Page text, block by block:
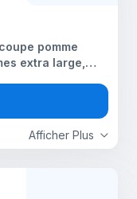
Afficher Plus
pomme
extra large,